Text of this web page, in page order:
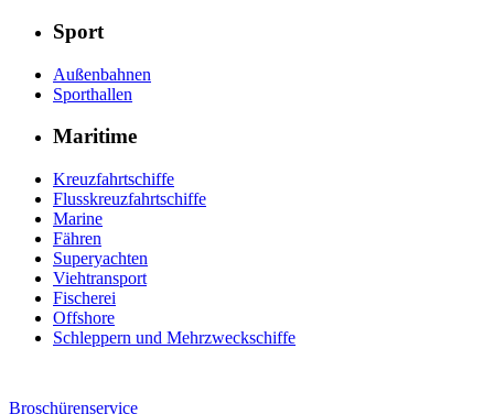
Sport
Außenbahnen
Sporthallen
Maritime
Kreuzfahrtschiffe
Flusskreuzfahrtschiffe
Marine
Fähren
Superyachten
Viehtransport
Fischerei
Offshore
Schleppern und Mehrzweckschiffe
Broschürenservice